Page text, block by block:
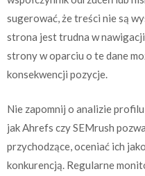
sugerować, że treści nie są
strona jest trudna w
strony w oparciu o te dane
konsekwencji pozycje.
Nie zapomnij o analizie
jak Ahrefs czy SEMrush
przychodzące, oceniać ich
konkurencją. Regularne